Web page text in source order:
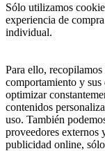
Sólo utilizamos
experiencia de
individual.
Para ello, recopilamos
comportamiento y
optimizar
contenidos
uso. También
proveedores externos
publicidad online,